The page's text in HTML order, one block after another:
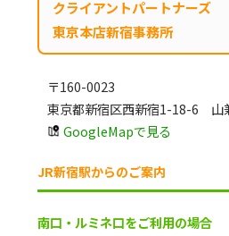
クライアントパートナーズ
東京本店新宿事務所
〒160-0023
東京都新宿区西新宿1-18-6 山
GoogleMapで見る
JR新宿駅からのご案内
南口・ルミネ口をご利用の場合